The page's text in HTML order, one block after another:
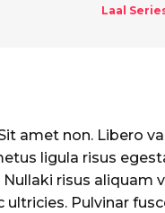
Laal
amet non. Libero
ligula risus
risus aliquam
ultricies. Pulvinar